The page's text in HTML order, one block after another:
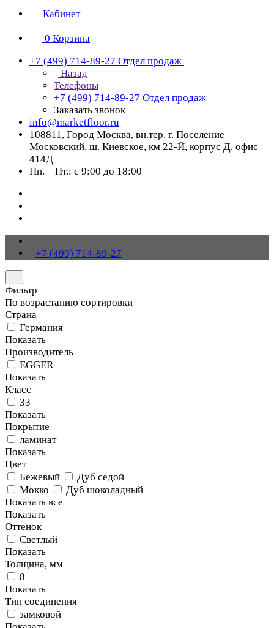
Кабинет
0 Корзина
+7 (499) 714-89-27 Отдел продаж
Назад
Телефоны
+7 (499) 714-89-27 Отдел продаж
Заказать звонок
info@marketfloor.ru
108811, Город Москва, вн.тер. г. Поселение
Московский, ш. Киевское, км 22-Й, корпус Д, офис
414Д
Пн. – Пт.: с 9:00 до 18:00
+7 (499) 714-89-27
Фильтр
По возрастанию сортировки
Страна
Германия
Показать
Производитель
EGGER
Показать
Класс
33
Показать
Покрытие
ламинат
Показать
Цвет
Бежевый
Дуб седой
Мокко
Дуб шоколадный
Показать все
Показать
Оттенок
Светлый
Показать
Толщина, мм
8
Показать
Тип соединения
замковой